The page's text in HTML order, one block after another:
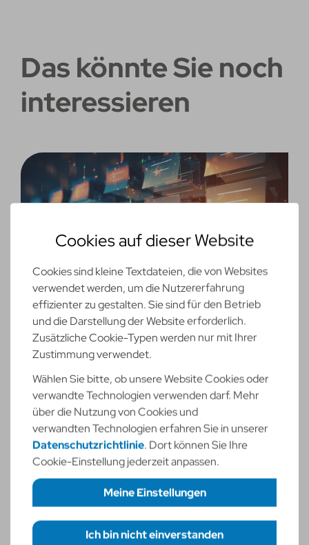
Das könnte Sie noch
interessieren
DMS-Anwendungen
Dokumente effizient verwalten, die Zusammenarbeit
verbessern und Compliance-Anforderungen erfüllen
Jetzt informieren!
Kontaktanfrage
Cookies auf dieser Website
Cookies sind kleine Textdateien, die von Websites
verwendet werden, um die Nutzererfahrung
effizienter zu gestalten. Sie sind für den Betrieb
und die Darstellung der Website erforderlich.
Zusätzliche Cookie-Typen werden nur mit Ihrer
Zustimmung verwendet.
Wählen Sie bitte, ob unsere Website Cookies oder
verwandte Technologien verwenden darf. Mehr
über die Nutzung von Cookies und
verwandten Technologien erfahren Sie in unserer
Datenschutzrichtlinie. Dort können Sie Ihre
Cookie-Einstellung jederzeit anpassen.
Meine Einstellungen
Erforderliche Cookies
Ich bin nicht einverstanden